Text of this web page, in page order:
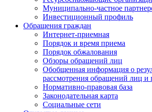
Муниципально-частное
Инвестиционный профиль
Обращения граждан
Интернет-приемная
Порядок и время приема
Порядок обжалования
Обзоры обращений лиц
Обобщенная информация о
рассмотрения обращений лиц и
Нормативно-правовая база
Законодательная карта
Социальные сети